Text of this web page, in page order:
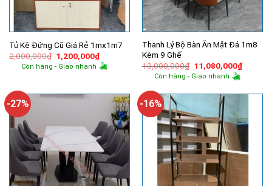
Tủ Kệ Đứng Cũ Giá Rẻ 1mx1m7
2,000,000₫ Giá
gốc
là:
1,200,000₫Giá
hiện
tại
Còn hàng - Giao nhanh
Thanh Lý Bộ Bàn Ăn Mặt Đá 1m8
Kèm 9 Ghế
13,000,000₫ Giá
gốc
là:
11,080,000₫Giá
hiện
Còn hàng - Giao nhanh
-27% -16%